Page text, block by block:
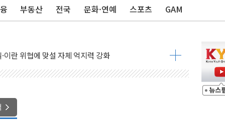
부동산 전국 문화·연예 스포츠 GAM
지며 상승… STOXX 600 지수는 나흘 연속 최고치
'활짝'